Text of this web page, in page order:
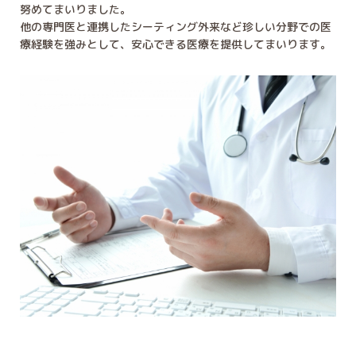
努めてまいりました。
他の専門医と連携したシーティング外来など珍しい分野での医
療経験を強みとして、安心できる医療を提供してまいります。